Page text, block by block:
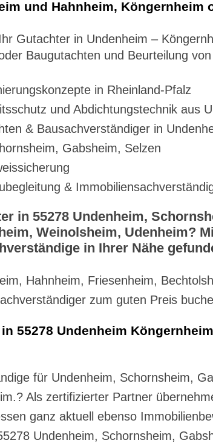
und Hahnheim, Köngernheim
Gutachter in Undenheim –
Baugutachten und Beurteilung
in Rheinland-Pfalz
und Abdichtungstechnik aus
& Bausachverständiger in
Gabsheim, Selzen
&
in 55278 Undenheim,
Weinolsheim, Udenheim?
in Ihrer Nähe
Hahnheim, Friesenheim,
zum guten Preis
55278 Undenheim
für Undenheim, Schornsheim,
Als zertifizierter Partner
ganz aktuell ebenso
Undenheim, Schornsheim,